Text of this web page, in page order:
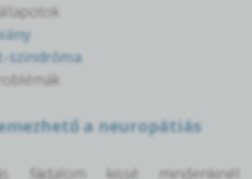
szindróma
a neuropátiás
fájdalom kissé mindenkinél